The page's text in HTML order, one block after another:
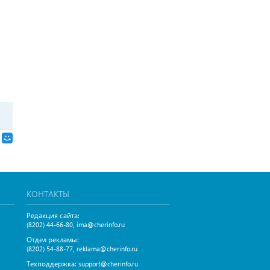
КОНТАКТЫ
Редакция сайта:
(8202) 44-66-80, ima@cherinfo.ru
Отдел рекламы:
(8202) 54-88-77, reklama@cherinfo.ru
Техподдержка: support@cherinfo.ru